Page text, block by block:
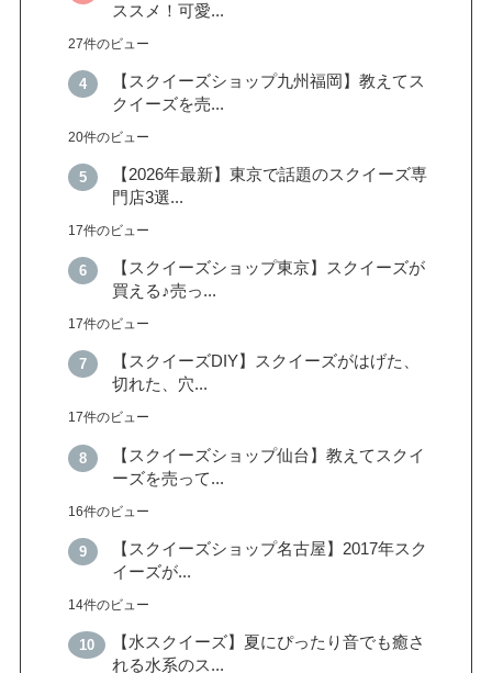
ススメ！可愛...
27件のビュー
【スクイーズショップ九州福岡】教えてス
クイーズを売...
20件のビュー
【2026年最新】東京で話題のスクイーズ専
門店3選...
17件のビュー
【スクイーズショップ東京】スクイーズが
買える♪売っ...
17件のビュー
【スクイーズDIY】スクイーズがはげた、
切れた、穴...
17件のビュー
【スクイーズショップ仙台】教えてスクイ
ーズを売って...
16件のビュー
【スクイーズショップ名古屋】2017年スク
イーズが...
14件のビュー
【水スクイーズ】夏にぴったり音でも癒さ
れる水系のス...